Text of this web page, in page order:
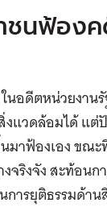
ชนฟ้อง
นอดีตหน่วยงาน
แวดล้อมได้ แต่
มาฟ้องเอง ขณ
จริงจัง สะท้อนก
การยุติธรรมด้า